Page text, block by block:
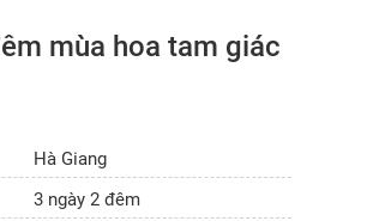
mùa hoa tam giác
Hà Giang
3 ngày 2 đêm